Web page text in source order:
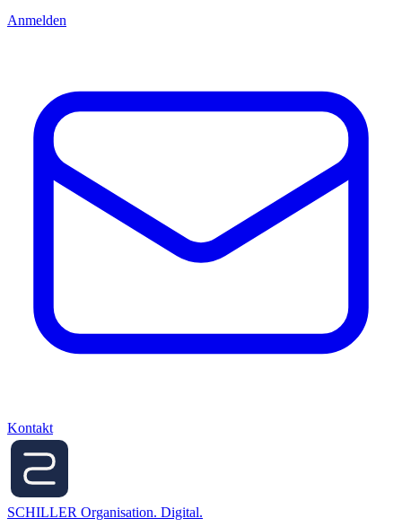
Anmelden
Kontakt
SCHILLER Organisation. Digital.